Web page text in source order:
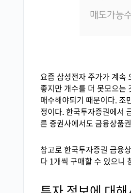
요즘 삼성전자 주가가 계속
좋지만 개수를 더 못모으는
매수해야되기 때문이다. 조
정이다. 한국투자증권에서
른 증권사에서도 금융상품
참고로 한국투자증권 금융
다 1개씩 구매할 수 있으니